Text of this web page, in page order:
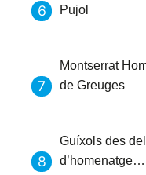
Pujol
Montserrat
de Greuges
Guíxols des
d’homenatge…